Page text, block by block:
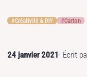
Créativité & DIY Carton
24 janvier 2021 · Écrit